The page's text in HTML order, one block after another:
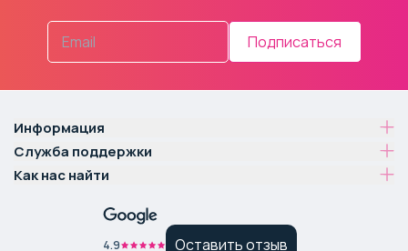
Подписаться
Информация
Служба поддержки
Как нас найти
4.9 Оставить отзыв